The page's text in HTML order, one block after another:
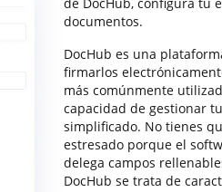
documentos.
DocHub es una
firmarlos
más comúnmente
capacidad de gestionar
simplificado. No tienes
estresado porque el
delega campos
DocHub se trata de